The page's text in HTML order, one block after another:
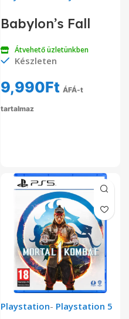
Babylon’s Fall
Átvehető üzletünkben
Készleten
9,990Ft ÁFÁ-t
tartalmaz
Playstation- Playstation 5